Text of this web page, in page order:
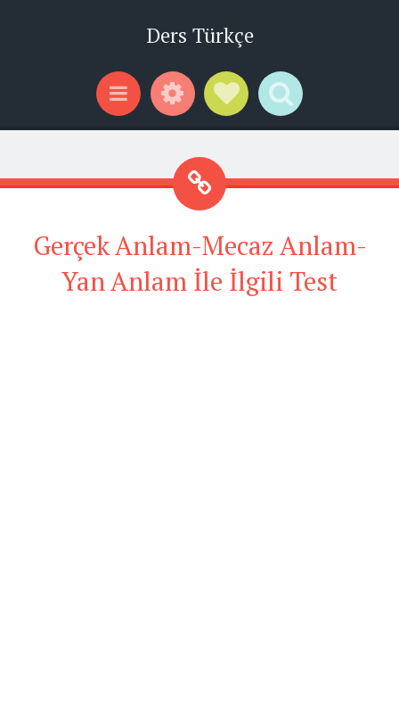
Ders Türkçe
Menu WidgetsSocial Links
Search
Gerçek Anlam-Mecaz Anlam-
Yan Anlam İle İlgili Test